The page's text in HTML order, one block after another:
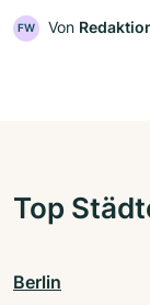
FW Von
Top
Berlin